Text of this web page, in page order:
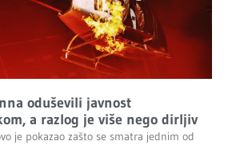
oduševili javnost
a razlog je više nego dirljiv
je pokazao zašto se smatra jednim od